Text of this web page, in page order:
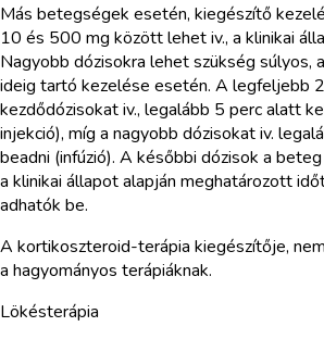
Más betegségek esetén, kiegészítő
10 és 500 mg között lehet iv., a klinikai
Nagyobb dózisokra lehet szükség súlyos,
ideig tartó kezelése esetén. A legfeljebb
kezdődózisokat iv., legalább 5 perc alatt
injekció), míg a nagyobb dózisokat iv.
beadni (infúzió). A későbbi dózisok a
a klinikai állapot alapján meghatározott
adhatók be.
A kortikoszteroid-terápia kiegészítője,
a hagyományos terápiáknak.
Lökésterápia